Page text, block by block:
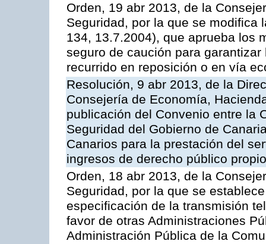
Orden, 19 abr 2013, de la
Seguridad, por la que se modifica
134, 13.7.2004), que aprueba los
seguro de caución para
recurrido en reposición o en vía
Resolución, 9 abr 2013, de la
Consejería de Economía,
publicación del Convenio entre la
Seguridad del Gobierno de
Canarios para la prestación del
ingresos de derecho público
Orden, 18 abr 2013, de la
Seguridad, por la que se
especificación de la transmisión
favor de otras Administraciones
Administración Pública de la